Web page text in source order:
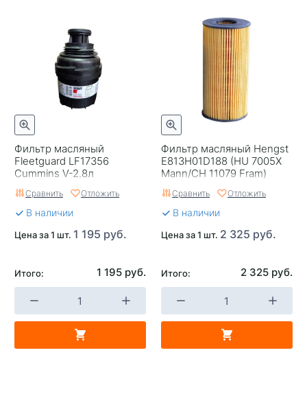
Фильтр масляный
Fleetguard LF17356
Cummins V-2.8л
Сравнить Отложить
В наличии
Цена за 1 шт. 1 195 руб.
Итого: 1 195 руб.
Фильтр масляный Hengst
E813H01D188 (HU 7005X
Mann/CH 11079 Fram)
Сравнить Отложить
В наличии
Цена за 1 шт. 2 325 руб.
Итого: 2 325 руб.